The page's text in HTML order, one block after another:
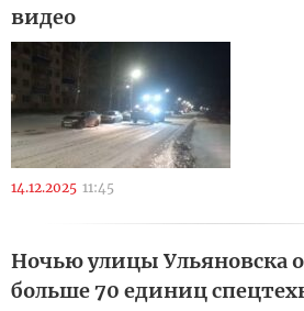
видео
14.12.2025 11:45
Ночью улицы Ульяновска
больше 70 единиц